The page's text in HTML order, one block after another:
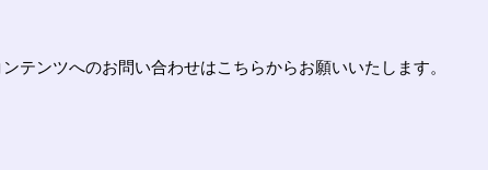
テンツへのお問い合わせはこちらからお願いいたします。